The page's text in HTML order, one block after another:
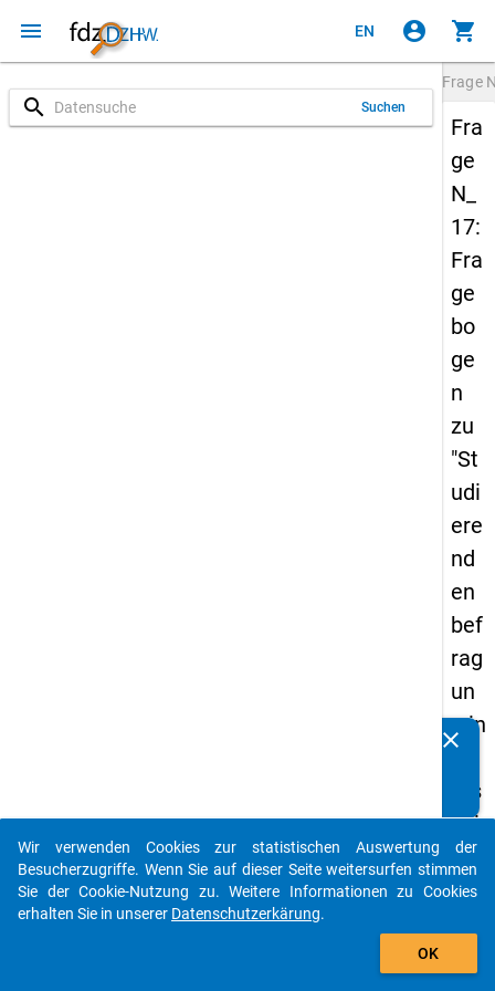
menu EN account_circle shopping_cart
search Suchen
Frage
Fra
ge
N_
17:
Fra
ge
bo
ge
n
zu
"St
udi
ere
nd
en
bef
rag
un
g in
uts
chl
an
d
clear
auto_stories
add_shopping_cart
Wir verwenden Cookies zur statistischen Auswertung der
Besucherzugriffe. Wenn Sie auf dieser Seite weitersurfen stimmen
Sie der Cookie-Nutzung zu. Weitere Informationen zu Cookies
erhalten Sie in unserer Datenschutzerkärung.
OK